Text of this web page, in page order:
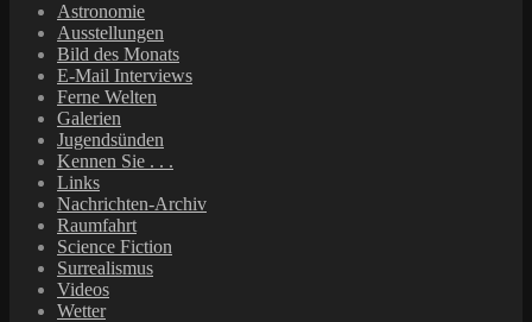
Astronomie
Ausstellungen
Bild des Monats
E-Mail Interviews
Ferne Welten
Galerien
Jugendsünden
Kennen Sie . . .
Links
Nachrichten-Archiv
Raumfahrt
Science Fiction
Surrealismus
Videos
Wetter